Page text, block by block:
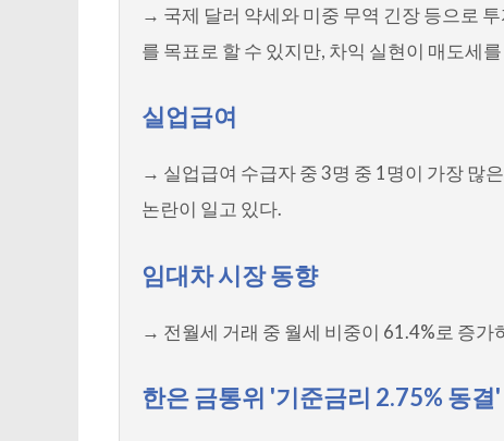
→ 국제 달러 약세와 미중 무역 긴장 등으로
를 목표로 할 수 있지만, 차익 실현이 매도세
실업급여
→ 실업급여 수급자 중 3명 중 1명이 가장 많
논란이 일고 있다.
임대차 시장 동향
→ 전월세 거래 중 월세 비중이 61.4%로 증
한은 금통위 '기준금리 2.75% 동결'